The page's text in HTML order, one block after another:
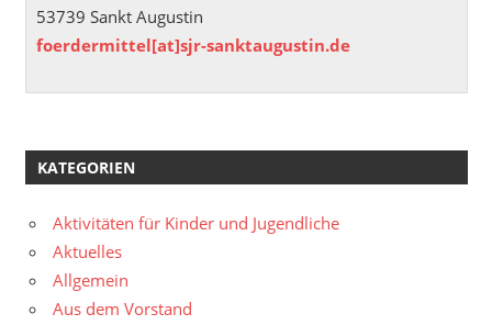
53739 Sankt Augustin
foerdermittel[at]sjr-sanktaugustin.de
KATEGORIEN
Aktivitäten für Kinder und Jugendliche
Aktuelles
Allgemein
Aus dem Vorstand